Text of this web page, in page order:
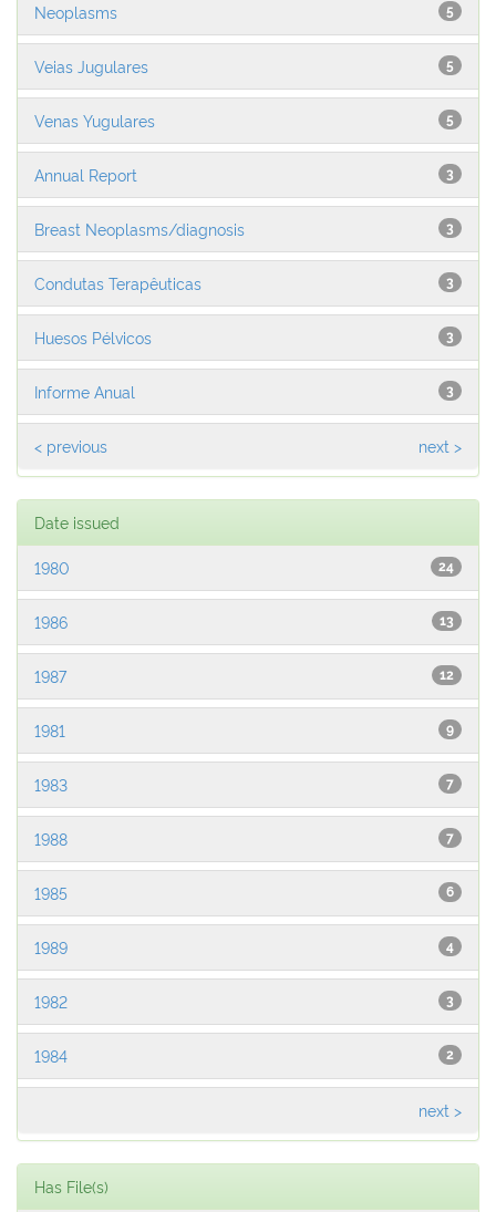
5
Neoplasms
5
Veias Jugulares
5
Venas Yugulares
3
Annual Report
3
Breast Neoplasms/diagnosis
3
Condutas Terapêuticas
3
Huesos Pélvicos
3
Informe Anual
< previous next >
Date issued
24
1980
13
1986
12
1987
9
1981
7
1983
7
1988
6
1985
4
1989
3
1982
2
1984
next >
Has File(s)